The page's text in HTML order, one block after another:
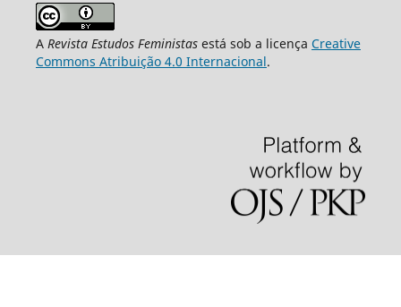
A Revista Estudos Feministasestá sob a licença Creative
Commons Atribuição 4.0 Internacional.